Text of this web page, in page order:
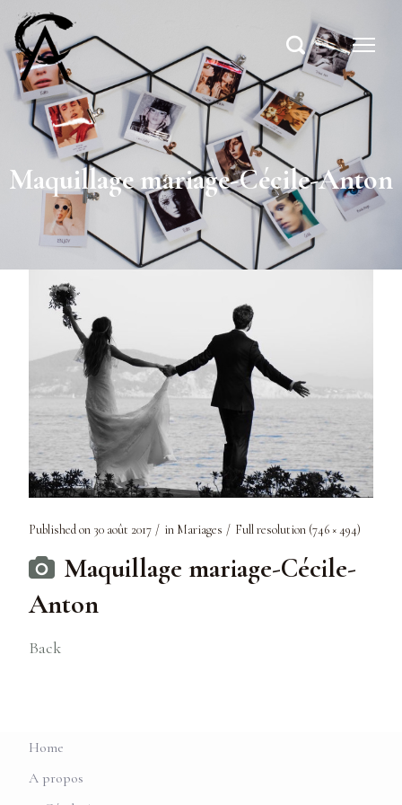
Maquillage mariage-Cécile-Anton
Published on 30 août 2017 in Mariages Full resolution (746 × 494)
Maquillage mariage-Cécile-
Anton
Back
Home
A propos